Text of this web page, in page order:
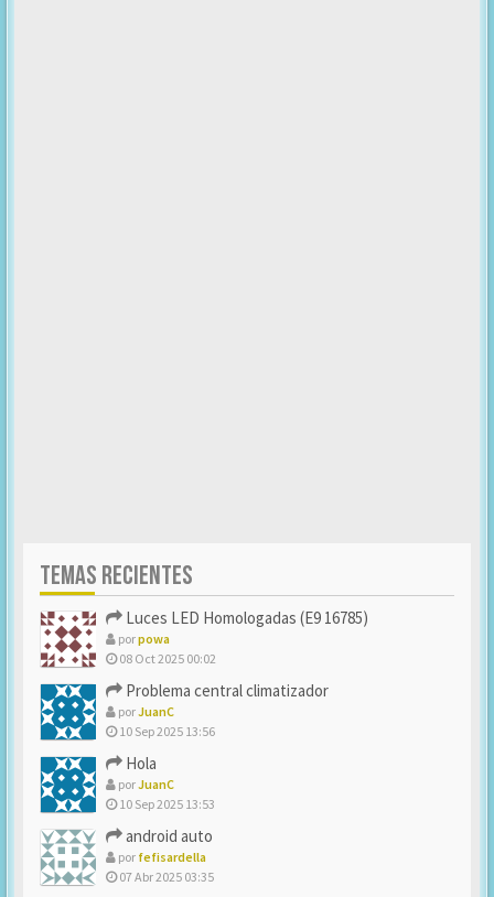
TEMAS RECIENTES
Luces LED Homologadas (E9 16785)
porpowa
08 Oct 2025 00:02
Problema central climatizador
porJuanC
10 Sep 2025 13:56
Hola
porJuanC
10 Sep 2025 13:53
android auto
por fefisardella
07 Abr 2025 03:35